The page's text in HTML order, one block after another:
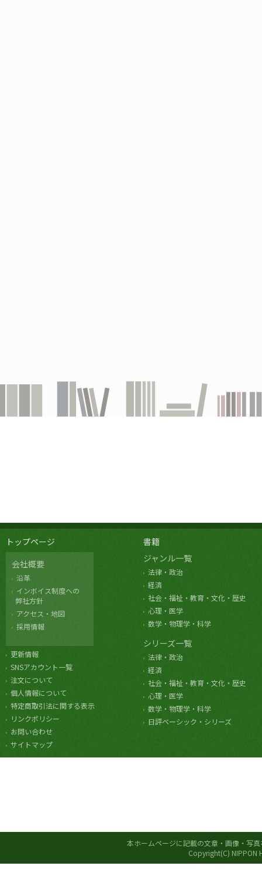
トップページ
会社概要
沿革
インボイス制度への
弊社方針
アクセス・地図
採用情報
更新情報
SNSアカウント一覧
注文について
個人情報について
特定商取引法に関する表示
リンクポリシー
お問い合わせ
サイトマップ
書籍
ジャンル一覧
法律・政治
経済
社会・福祉・教育・文化・歴史
心理・医学
数学・物理学・科学
シリーズ一覧
法律・政治
経済
社会・福祉・教育・文化・歴史
心理・医学
数学・物理学・科学
日評ベーシック・シリーズ
本ホームページに記載の文章・画像・写
Copyright(C) NIPPON